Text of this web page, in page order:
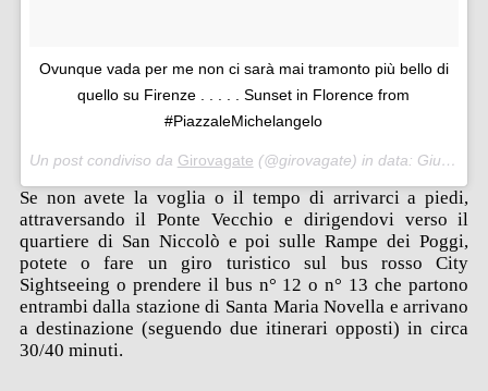
Ovunque vada per me non ci sarà mai tramonto più bello di
quello su Firenze . . . . . Sunset in Florence from
#PiazzaleMichelangelo
Un post condiviso da Girovagate (@girovagate) in data: Giu 27, 2018 at 12:18 PDT
Se non avete la voglia o il tempo di arrivarci a piedi,
attraversando il Ponte Vecchio e dirigendovi verso il
quartiere di San Niccolò e poi sulle Rampe dei Poggi,
potete o fare un giro turistico sul bus rosso City
Sightseeing o prendere il bus n° 12 o n° 13 che partono
entrambi dalla stazione di Santa Maria Novella e arrivano
a destinazione (seguendo due itinerari opposti) in circa
30/40 minuti.